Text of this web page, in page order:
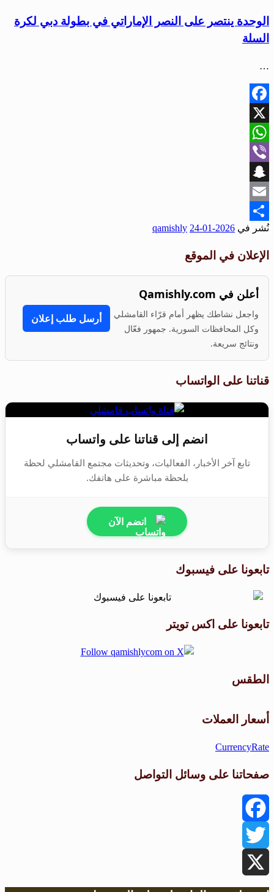
الوحدة ينتصر على النصر الإماراتي في بطولة دبي لكرة
السلة
…
Facebook
X
WhatsApp
Viber
Snapchat
Email
Share
نُشر في 2026-01-24
qamishly
الإعلان في الموقع
أعلن في Qamishly.com
واجعل نشاطك يظهر أمام قرّاء القامشلي
وكل المحافظات السورية. جمهور فعّال
ونتائج سريعة.
أرسل طلب إعلان
قناتنا على الواتساب
انضم إلى قناتنا على واتساب
تابع آخر الأخبار، الفعاليات، وتحديثات مجتمع القامشلي لحظة
بلحظة مباشرة على هاتفك.
انضم الآن
تابعونا على فيسبوك
تابعونا على اكس تويتر
الطقس
أسعار العملات
CurrencyRate
صفحاتنا على وسائل التواصل
Facebook
Twitter
X